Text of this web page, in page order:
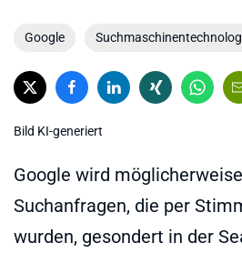
Google
Bild KI-generiert
Google wird
Suchanfragen, die per
wurden, gesondert in der